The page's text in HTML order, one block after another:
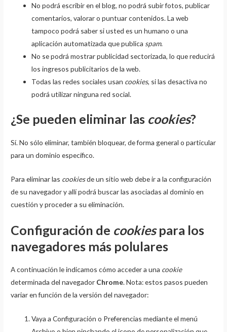
No podrá escribir en el blog, no podrá subir fotos, publicar
comentarios, valorar o puntuar contenidos. La web
tampoco podrá saber si usted es un humano o una
aplicación automatizada que publica spam.
No se podrá mostrar publicidad sectorizada, lo que reducirá
los ingresos publicitarios de la web.
Todas las redes sociales usan cookies, si las desactiva no
podrá utilizar ninguna red social.
¿Se pueden eliminar las cookies?
Sí. No sólo eliminar, también bloquear, de forma general o particular
para un dominio específico.
Para eliminar las cookiesde un sitio web debe ir a la configuración
de su navegador y allí podrá buscar las asociadas al dominio en
cuestión y proceder a su eliminación.
Configuración de cookiespara los
navegadores más polulares
A continuación le indicamos cómo acceder a una cookie
determinada del navegador Chrome. Nota: estos pasos pueden
variar en función de la versión del navegador:
Vaya a Configuración o Preferencias mediante el menú